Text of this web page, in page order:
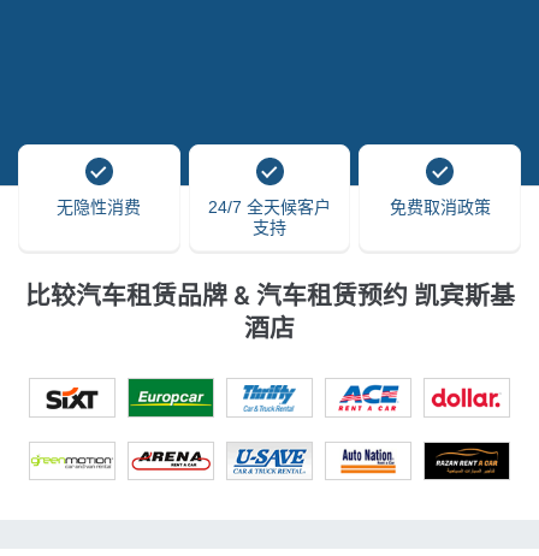
无隐性消费
24/7 全天候客户
支持
免费取消政策
比较汽车租赁品牌 & 汽车租赁预约 凯宾斯基
酒店